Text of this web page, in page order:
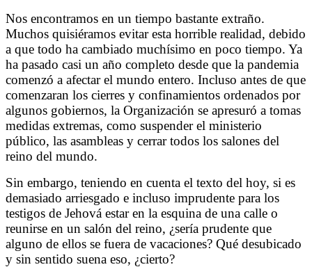
Nos encontramos en un tiempo bastante extraño.
Muchos quisiéramos evitar esta horrible realidad, debido
a que todo ha cambiado muchísimo en poco tiempo. Ya
ha pasado casi un año completo desde que la pandemia
comenzó a afectar el mundo entero. Incluso antes de que
comenzaran los cierres y confinamientos ordenados por
algunos gobiernos, la Organización se apresuró a tomas
medidas extremas, como suspender el ministerio
público, las asambleas y cerrar todos los salones del
reino del mundo.
Sin embargo, teniendo en cuenta el texto del hoy, si es
demasiado arriesgado e incluso imprudente para los
testigos de Jehová estar en la esquina de una calle o
reunirse en un salón del reino, ¿sería prudente que
alguno de ellos se fuera de vacaciones? Qué desubicado
y sin sentido suena eso, ¿cierto?